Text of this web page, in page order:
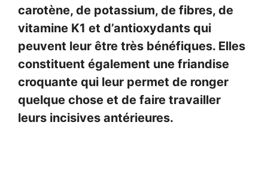
carotène, de potassium, de fibres, de
vitamine K1 et d’antioxydants qui
peuvent leur être très bénéfiques. Elles
constituent également une friandise
croquante qui leur permet de ronger
quelque chose et de faire travailler
leurs incisives antérieures.